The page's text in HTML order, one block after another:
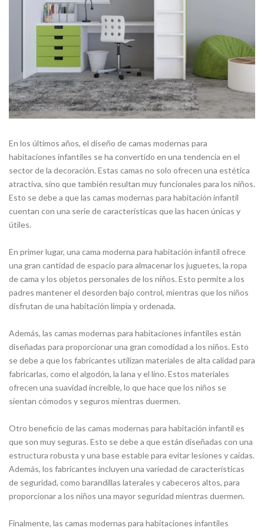
En los últimos años, el diseño de camas modernas para
habitaciones infantiles se ha convertido en una tendencia en el
sector de la decoración. Estas camas no solo ofrecen una estética
atractiva, sino que también resultan muy funcionales para los niños.
Esto se debe a que las camas modernas para habitación infantil
cuentan con una serie de características que las hacen únicas y
útiles.
En primer lugar, una cama moderna para habitación infantil ofrece
una gran cantidad de espacio para almacenar los juguetes, la ropa
de cama y los objetos personales de los niños. Esto permite a los
padres mantener el desorden bajo control, mientras que los niños
disfrutan de una habitación limpia y ordenada.
Además, las camas modernas para habitaciones infantiles están
diseñadas para proporcionar una gran comodidad a los niños. Esto
se debe a que los fabricantes utilizan materiales de alta calidad para
fabricarlas, como el algodón, la lana y el lino. Estos materiales
ofrecen una suavidad increíble, lo que hace que los niños se
sientan cómodos y seguros mientras duermen.
Otro beneficio de las camas modernas para habitación infantil es
que son muy seguras. Esto se debe a que están diseñadas con una
estructura robusta y una base estable para evitar lesiones y caídas.
Además, los fabricantes incluyen una variedad de características
de seguridad, como barandillas laterales y cabeceros altos, para
proporcionar a los niños una mayor seguridad mientras duermen.
Finalmente, las camas modernas para habitaciones infantiles